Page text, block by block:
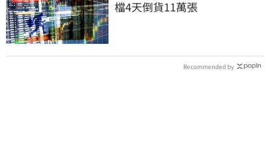
檔4天倒貨11萬張
Recommended by